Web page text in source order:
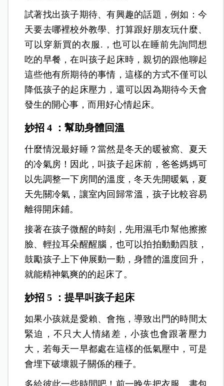
試著找出孩子期待、有興趣的話題，例如：今
天要去哪裡校外教學、打算跟好朋友玩什麼、
可以穿新買的衣服.，也可以在睡前先詢問想
吃的早餐，在叫孩子起床時，親切的跟他聊起
這些他有所期待的事情，這樣的方式不僅可以
降低孩子的起床壓力，還可以因為期待今天會
發生的開心事，而用好心情起床。
妙招 4 ：幫助身體回溫
什麼情況最好睡？當然是冬天的暖被窩、夏天
的冷氣房！因此，叫孩子起床前，爸爸媽媽可
以先調整一下房間的溫度，冬天先開暖氣，夏
天先關冷氣，讓室內回歸常溫，孩子比較容易
離得開床鋪。
接著在孩子微醒的時刻，先用濕毛巾幫他擦擦
臉、輕拉耳朵醒醒腦，也可以拍拍動動四肢，
鼓勵孩子上下伸展動一動，身體的溫度回升，
就能精神氣爽的的起床了。
妙招 5 ：提早叫孩子起床
如果小孩就是愛賴、會拖，導致出門的時間太
緊迫，不只大人情緒差，小孩也會跟著壓力
大，若每天一早都處在這樣的低氣壓中，可是
會埋下破壞親子關係的種子。
多給彼此一些時間吧！前一晚先把衣服、書包